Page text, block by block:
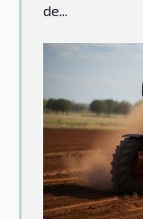
de...